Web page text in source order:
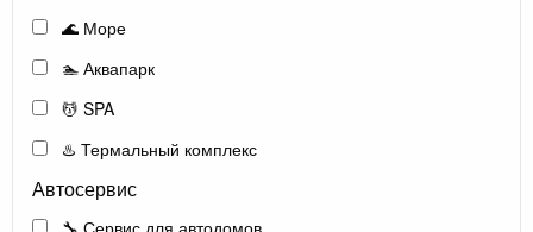
🌊 Море
🏊 Аквапарк
💆 SPA
♨️ Термальный комплекс
Автосервис